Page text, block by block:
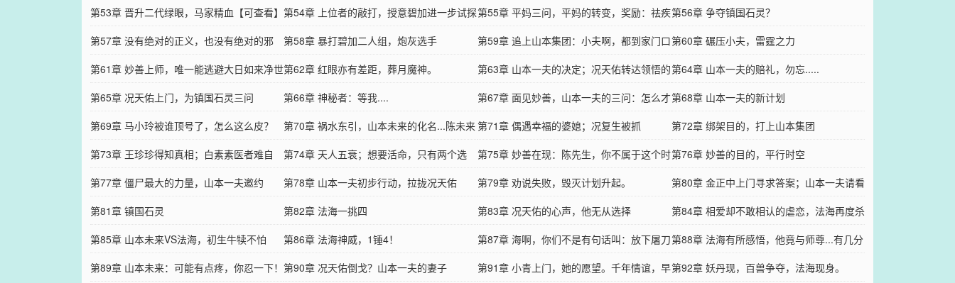
密我可管不了。
是对手？
第53章 晋升二代绿眼，马家精血【可查看】 第54章 上位者的敲打，授意碧加进一步试探
底细
第55章 平妈三问，平妈的转变，奖励：祛疾
丹
第56章 争夺镇国石灵？
第57章 没有绝对的正义，也没有绝对的邪
恶，人心才是最可怕的
第58章 暴打碧加二人组，炮灰选手
第59章 追上山本集团：小夫啊，都到家门口
了怎么不进去坐坐？
第60章 碾压小夫，雷霆之力
第61章 妙善上师，唯一能逃避大日如来净世
咒的法子
第62章 红眼亦有差距，葬月魔神。
第63章 山本一夫的决定；况天佑转达领悟的
新道理。
第64章 山本一夫的赔礼，勿忘.....
第65章 况天佑上门，为镇国石灵三问
第66章 神秘者：等我....
第67章 面见妙善，山本一夫的三问：怎么才
能消灭陈玄烨
第68章 山本一夫的新计划
第69章 马小玲被谁顶号了，怎么这么皮？
第70章 祸水东引，山本未来的化名...陈未来第71章 偶遇幸福的婆媳；况复生被抓
第72章 绑架目的，打上山本集团
第73章 王珍珍得知真相；白素素医者难自
医。
第74章 天人五衰；想要活命，只有两个选
择。
第75章 妙善在现：陈先生，你不属于这个时
空
第76章 妙善的目的，平行时空
第77章 僵尸最大的力量，山本一夫邀约
第78章 山本一夫初步行动，拉拢况天佑 第79章 劝说失败，毁灭计划升起。
第80章 金正中上门寻求答案；山本一夫请看
好戏
第81章 镇国石灵 第82章 法海一挑四 第83章 况天佑的心声，他无从选择
第84章 相爱却不敢相认的虐恋，法海再度杀
来
第85章 山本未来VS法海，初生牛犊不怕
虎！
第86章 法海神威，1锤4！
第87章 海啊，你们不是有句话叫：放下屠刀
立地成佛么。
第88章 法海有所感悟，他竟与师尊...有几分
神似.....
第89章 山本未来：可能有点疼，你忍一下！ 第90章 况天佑倒戈？山本一夫的妻子 第91章 小青上门，她的愿望。千年情谊，早第92章 妖丹现，百兽争夺，法海现身。